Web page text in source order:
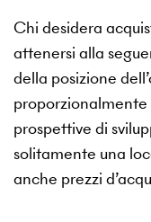
Chi desidera
attenersi alla
della posizione
prospettive di
solitamente una
anche prezzi